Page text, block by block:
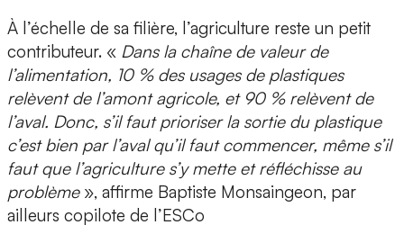
À l’échelle de sa filière, l’agriculture reste un petit
contributeur. « Dans la chaîne de valeur de
l’alimentation, 10 % des usages de plastiques
relèvent de l’amont agricole, et 90 % relèvent de
l’aval. Donc, s’il faut prioriser la sortie du plastique
c’est bien par l’aval qu’il faut commencer, même s’il
faut que l’agriculture s’y mette et réfléchisse au
problème », affirme Baptiste Monsaingeon, par
ailleurs copilote de l’ESCo